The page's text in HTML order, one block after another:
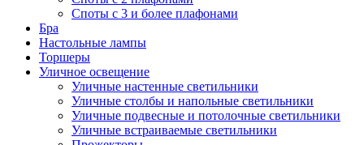
Споты с 3 и более плафонами
Бра
Настольные лампы
Торшеры
Уличное освещение
Уличные настенные светильники
Уличные столбы и напольные светильники
Уличные подвесные и потолочные светильники
Уличные встраиваемые светильники